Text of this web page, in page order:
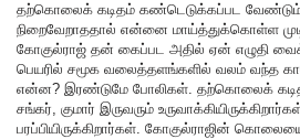
தற்கொலைக் கடிதம் கண்டெடுக்கப்பட
நிறைவேறாததால் என்னை மாய்த்துக்கொள்ள
கோகுல்ராஜ் தன் கைப்பட அதில் ஏன் எழுதி
பெயரில் சமூக வலைத்தளங்களில் வலம் வந்த
என்ன? இரண்டுமே போலிகள். தற்கொலைக்
சங்கர், குமார் இருவரும்
பரப்பியிருக்கிறார்கள். கோகுல்ராஜின்